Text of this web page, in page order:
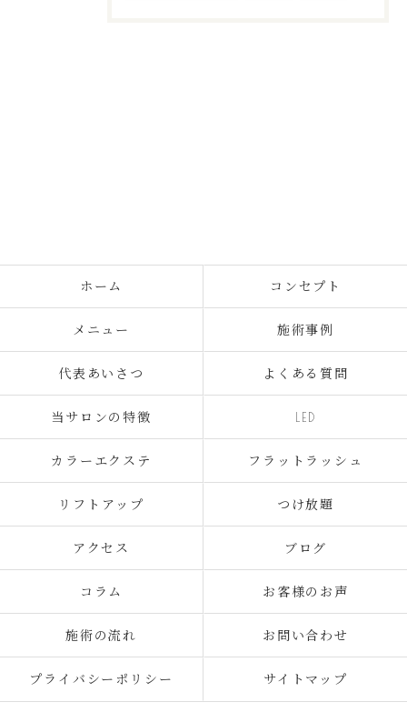
ホーム コンセプト
メニュー 施術事例
代表あいさつ よくある質問
当サロンの特徴 LED
カラーエクステ フラットラッシュ
リフトアップ つけ放題
アクセス ブログ
コラム お客様のお声
施術の流れ お問い合わせ
プライバシーポリシー サイトマップ